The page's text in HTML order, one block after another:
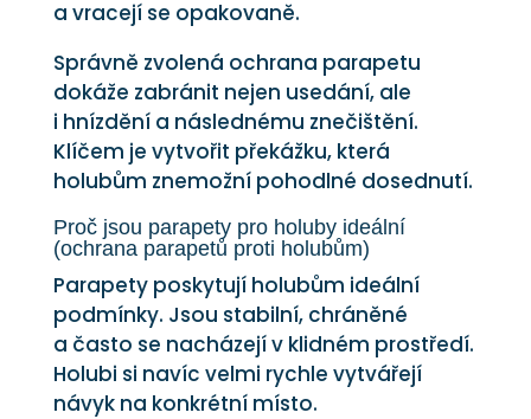
a vracejí se opakovaně.
Správně zvolená ochrana parapetu
dokáže zabránit nejen usedání, ale
i hnízdění a následnému znečištění.
Klíčem je vytvořit překážku, která
holubům znemožní pohodlné dosednutí.
Proč jsou parapety pro holuby ideální
(ochrana parapetů proti holubům)
Parapety poskytují holubům ideální
podmínky. Jsou stabilní, chráněné
a často se nacházejí v klidném prostředí.
Holubi si navíc velmi rychle vytvářejí
návyk na konkrétní místo.